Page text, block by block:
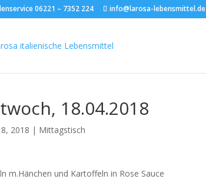
06221 – 7352 224 info@larosa-lebensmittel.de
18.04.2018
2018 | Mittagstisch
m.Hänchen und Kartoffeln in Rose Sauce